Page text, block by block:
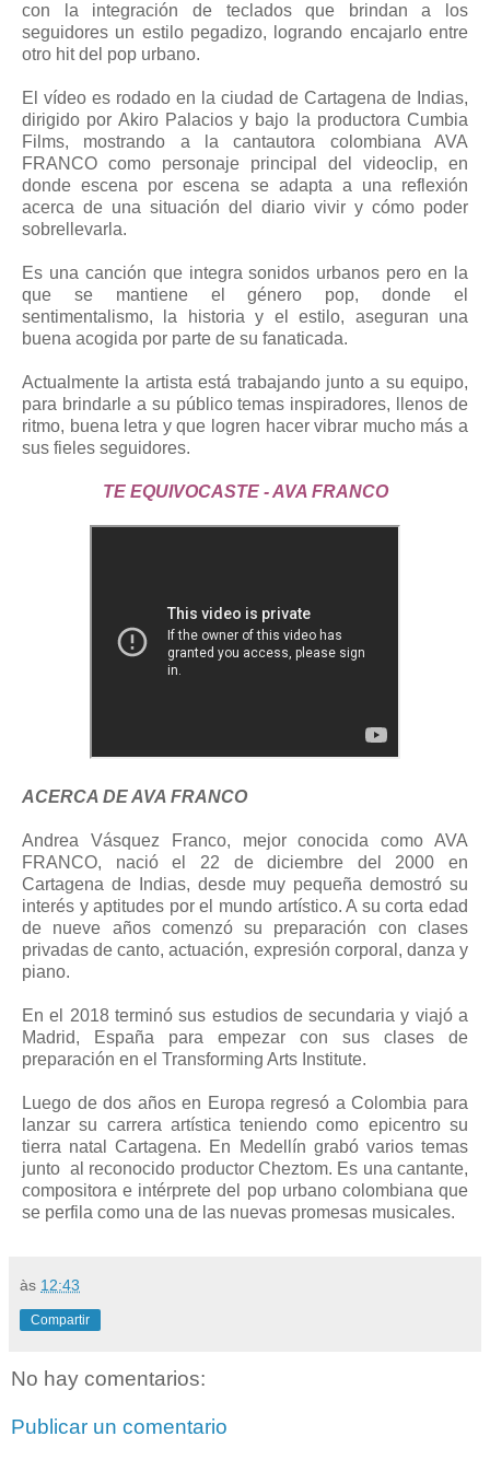
con la integración de teclados que brindan a los
seguidores un estilo pegadizo, logrando encajarlo entre
otro hit del pop urbano.
El vídeo es rodado en la ciudad de Cartagena de Indias,
dirigido por Akiro Palacios y bajo la productora Cumbia
Films, mostrando a la cantautora colombiana AVA
FRANCO como personaje principal del videoclip, en
donde escena por escena se adapta a una reflexión
acerca de una situación del diario vivir y cómo poder
sobrellevarla.
Es una canción que integra sonidos urbanos pero en la
que se mantiene el género pop, donde el
sentimentalismo, la historia y el estilo, aseguran una
buena acogida por parte de su fanaticada.
Actualmente la artista está trabajando junto a su equipo,
para brindarle a su público temas inspiradores, llenos de
ritmo, buena letra y que logren hacer vibrar mucho más a
sus fieles seguidores.
TE EQUIVOCASTE - AVA FRANCO
ACERCA DE AVA FRANCO
Andrea Vásquez Franco, mejor conocida como AVA
FRANCO, nació el 22 de diciembre del 2000 en
Cartagena de Indias, desde muy pequeña demostró su
interés y aptitudes por el mundo artístico. A su corta edad
de nueve años comenzó su preparación con clases
privadas de canto, actuación, expresión corporal, danza y
piano.
En el 2018 terminó sus estudios de secundaria y viajó a
Madrid, España para empezar con sus clases de
preparación en el Transforming Arts Institute.
Luego de dos años en Europa regresó a Colombia para
lanzar su carrera artística teniendo como epicentro su
tierra natal Cartagena. En Medellín grabó varios temas
junto al reconocido productor Cheztom. Es una cantante,
compositora e intérprete del pop urbano colombiana que
se perfila como una de las nuevas promesas musicales.
às 12:43
Compartir
No hay comentarios:
Publicar un comentario